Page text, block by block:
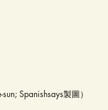
sun; Spanishsays製圖）